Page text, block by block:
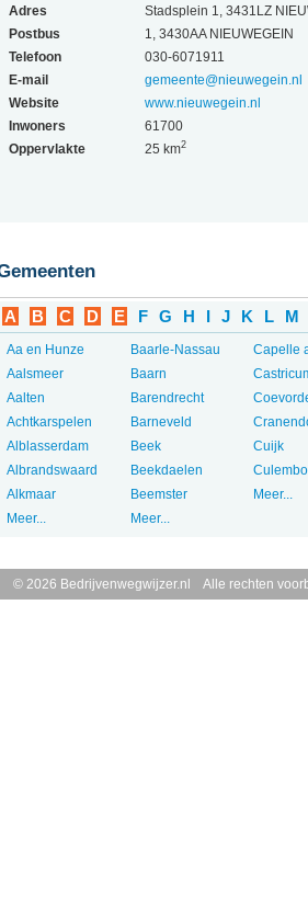
Adres
Stadsplein 1, 3431LZ
Postbus
1, 3430AA NIEUWEGEIN
Telefoon
030-6071911
E-mail
gemeente@nieuwegein.nl
Website
www.nieuwegein.nl
Inwoners
61700
Oppervlakte
25 km2
A B C D E F G H I J K L M
Aa en Hunze
Aalsmeer
Aalten
Achtkarspelen
Alblasserdam
Albrandswaard
Alkmaar
Meer...
Baarle-Nassau
Baarn
Barendrecht
Barneveld
Beek
Beekdaelen
Beemster
Meer...
Capelle
Cuijk
Meer...
© 2026 Bedrijvenwegwijzer.nl Alle rechten